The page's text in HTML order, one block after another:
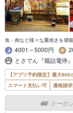
魚・肉など様々な藁焼きを堪能
4001～5000円
とさでん『堀詰電停
【アプリ予約限定】最大
スマート支払い可
適格請
クーポン